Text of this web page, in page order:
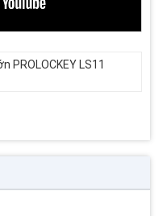
PROLOCKEY LS11